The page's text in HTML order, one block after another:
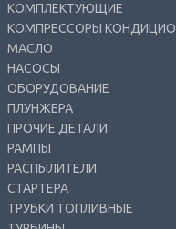
КОМПЛЕКТУЮЩИЕ
КОМПРЕССОРЫ
МАСЛО
НАСОСЫ
ОБОРУДОВАНИЕ
ПЛУНЖЕРА
ПРОЧИЕ ДЕТАЛИ
РАМПЫ
РАСПЫЛИТЕЛИ
СТАРТЕРА
ТРУБКИ ТОПЛИВНЫЕ